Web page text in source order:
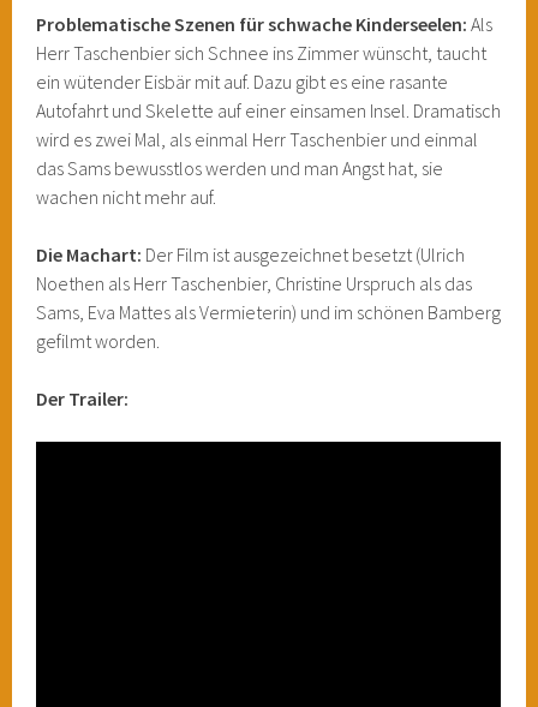
Problematische Szenen für schwache Kinderseelen:Als
Herr Taschenbier sich Schnee ins Zimmer wünscht, taucht
ein wütender Eisbär mit auf. Dazu gibt es eine rasante
Autofahrt und Skelette auf einer einsamen Insel. Dramatisch
wird es zwei Mal, als einmal Herr Taschenbier und einmal
das Sams bewusstlos werden und man Angst hat, sie
wachen nicht mehr auf.
Die Machart: Der Film ist ausgezeichnet besetzt (Ulrich
Noethen als Herr Taschenbier, Christine Urspruch als das
Sams, Eva Mattes als Vermieterin) und im schönen Bamberg
gefilmt worden.
Der Trailer: